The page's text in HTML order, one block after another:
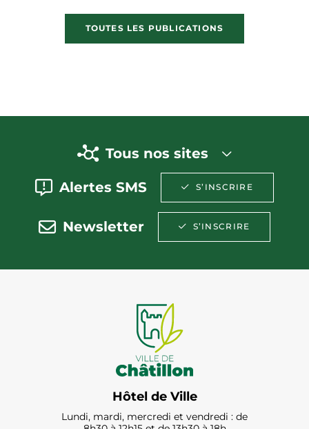
TOUTES LES PUBLICATIONS
Tous nos sites
Alertes SMS S’INSCRIRE
Newsletter S’INSCRIRE
Hôtel de Ville
Lundi, mardi, mercredi et vendredi : de